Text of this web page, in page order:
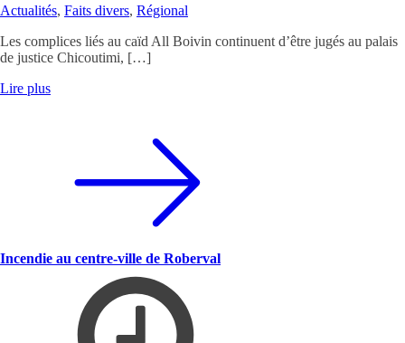
Actualités, Faits divers, Régional
Les complices liés au caïd All Boivin continuent d’être jugés au palais
de justice Chicoutimi, […]
Lire plus
Incendie au centre-ville de Roberval